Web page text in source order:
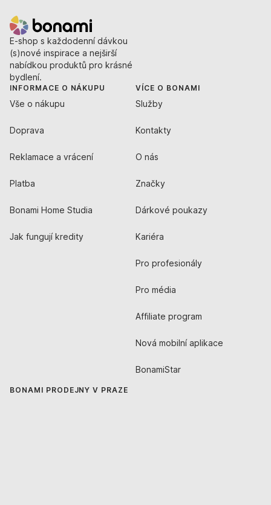
E-shop s každodenní dávkou
(s)nové inspirace a nejširší
nabídkou produktů pro krásné
bydlení.
INFORMACE O NÁKUPU
Vše o nákupu
Doprava
Reklamace a vrácení
Platba
Bonami Home Studia
Jak fungují kredity
VÍCE O BONAMI
Služby
Kontakty
O nás
Značky
Dárkové poukazy
Kariéra
Pro profesionály
Pro média
Affiliate program
Nová mobilní aplikace
BonamiStar
BONAMI PRODEJNY V PRAZE